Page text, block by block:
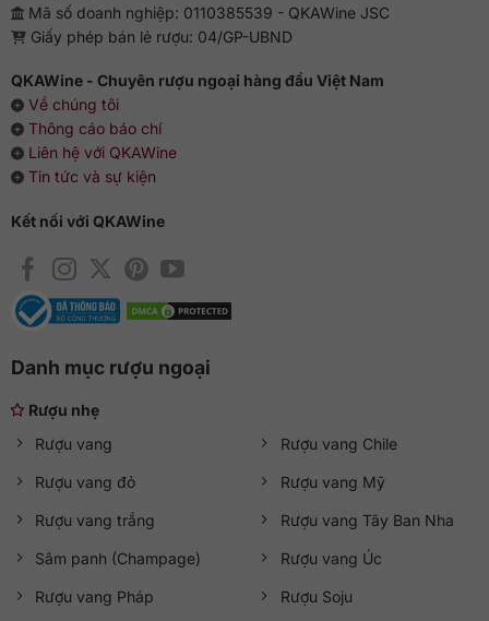
Mã số doanh nghiệp: 0110385539 - QKAWine JSC
Giấy phép bán lẻ rượu: 04/GP-UBND
QKAWine - Chuyên rượu ngoại hàng đầu Việt Nam
Về chúng tôi
Thông cáo báo chí
Liên hệ với QKAWine
Tin tức và sự kiện
Kết nối với QKAWine
Danh mục rượu ngoại
Rượu nhẹ
Rượu vang
Rượu vang đỏ
Rượu vang trắng
Sâm panh (Champage)
Rượu vang Pháp
Rượu vang Chile
Rượu vang Mỹ
Rượu vang Tây Ban Nha
Rượu vang Úc
Rượu Soju